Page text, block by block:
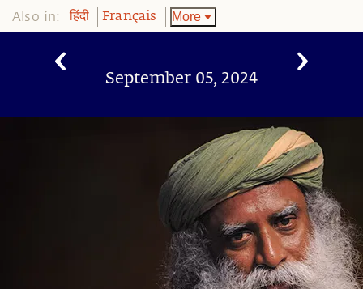
Also in: हिंदी Français More
September 05, 2024